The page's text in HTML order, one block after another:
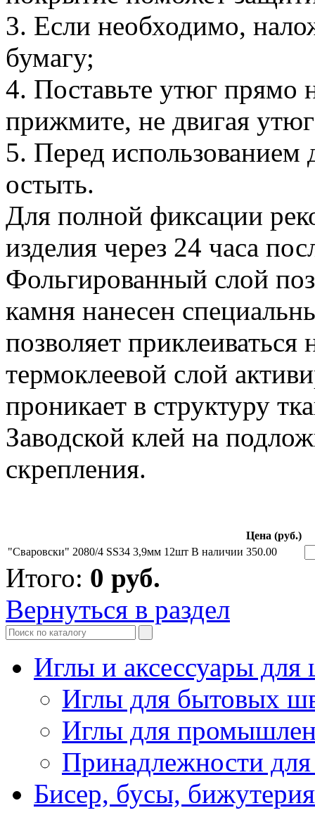
3. Если необходимо,
бумагу;
4. Поставьте утюг прямо
прижмите, не двигая
5. Перед
остыть.
Для полной фиксации
изделия через 24 часа
Фольгированный слой
камня нанесен
позволяет
термоклеевой слой
проникает в структуру
Заводской клей на
скрепления.
Цена (руб.)
"Сваровски" 2080/4 SS34 3,9мм 12шт В наличии 350.00
Итого: 0 руб.
Вернуться в раздел
Иглы и аксессуары
Иглы для бытовых
Иглы для
Принадлежности
Бисер, бусы, бижутерия